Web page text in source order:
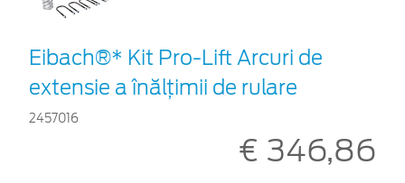
Eibach®* Kit Pro-Lift Arcuri de
extensie a înălțimii de rulare
2457016
€ 346,86